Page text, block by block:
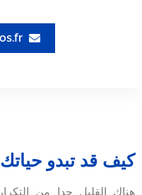
كيف قد تبدو حياتك